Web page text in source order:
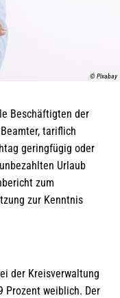
© Pixabay
Beschäftigten der
tariflich
geringfügig oder
Urlaub
zum
zur Kenntnis
der Kreisverwaltung
Prozent weiblich. Der